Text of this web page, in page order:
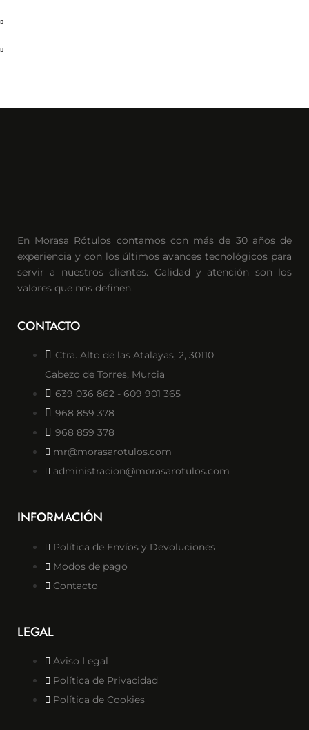
En Morasa Rótulos contamos con más de 30 años de
experiencia y con los últimos avances tecnológicos para
servir a nuestros clientes. Calidad y atención son los
valores que nos definen.
CONTACTO
Ctra. Alto de las Atalayas, 2, 30110
Cabezo de Torres, Murcia
639 036 862 - 609 901 365
968 859 378
968 859 378
mr@morasarotulos.com
administracion@morasarotulos.com
INFORMACIÓN
Política de Envíos y Devoluciones
Modos de pago
Contacto
LEGAL
Aviso Legal
Política de Privacidad
Política de Cookies